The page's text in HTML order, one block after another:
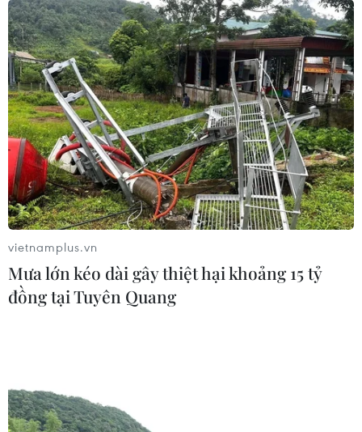
Theo ông Nguyễn Văn Hưởng, bão không ảnh hưởng
tới Việt Nam nhưng khả năng sau khi suy yếu thành
vùng áp thấp trên đất liền Trung Quốc thì vùng áp thấp
này có khả năng di chuyển xuôi về phía nước ta.
Thời tiết đêm 18/9: Bão số 8 di chuyển
theo hướng Tây Bắc
vietnamplus.vn
Mưa lớn kéo dài gây thiệt hại khoảng 15 tỷ
đồng tại Tuyên Quang